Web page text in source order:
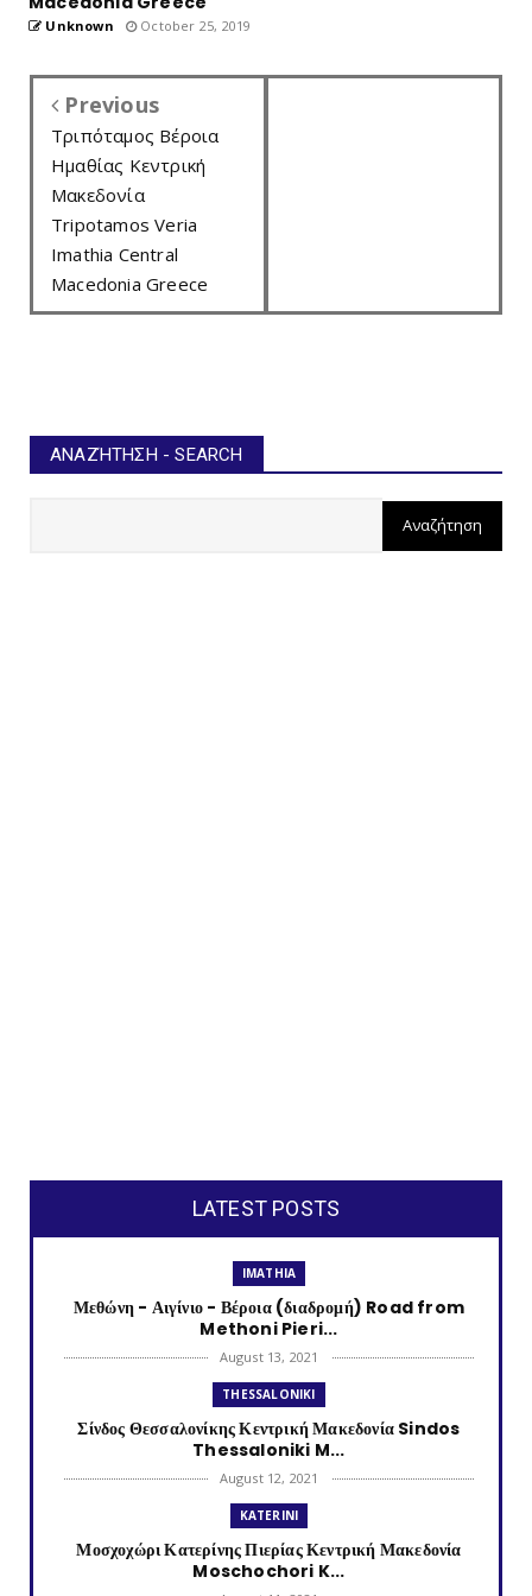
Unknown October 25, 2019
Previous
Τριπόταμος Βέροια
Ημαθίας Κεντρική
Μακεδονία
Tripotamos Veria
Imathia Central
Macedonia Greece
ΑΝΑΖΉΤΗΣΗ - SEARCH
LATEST POSTS
IMATHIA
Μεθώνη - Αιγίνιο - Βέροια (διαδρομή) Road from
Methoni Pieri...
August 13, 2021
THESSALONIKI
Σίνδος Θεσσαλονίκης Κεντρική Μακεδονία Sindos
Thessaloniki M...
August 12, 2021
KATERINI
Μοσχοχώρι Κατερίνης Πιερίας Κεντρική Μακεδονία
Moschochori K...